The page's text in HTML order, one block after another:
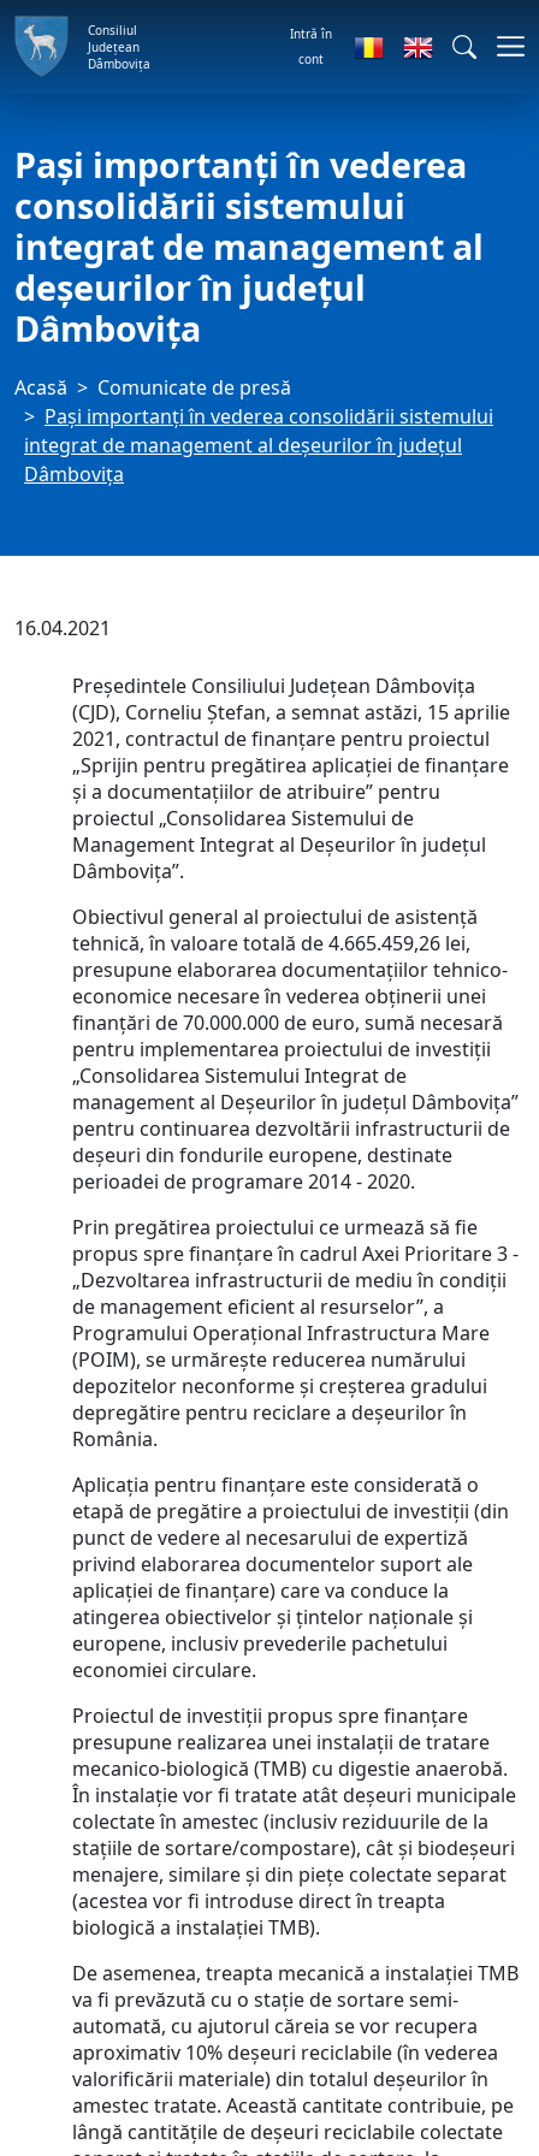
Consiliul
Județean
Dâmbovița
Intră în
cont
Pași importanți în vederea
consolidării sistemului
integrat de management al
deșeurilor în județul
Dâmbovița
Acasă
Comunicate de presă
Pași importanți în vederea consolidării sistemului
integrat de management al deșeurilor în județul
Dâmbovița
16.04.2021
Președintele Consiliului Județean Dâmbovița
(CJD), Corneliu Ștefan, a semnat astăzi, 15 aprilie
2021, contractul de finanțare pentru proiectul
„Sprijin pentru pregătirea aplicației de finanțare
și a documentațiilor de atribuire” pentru
proiectul „Consolidarea Sistemului de
Management Integrat al Deșeurilor în județul
Dâmbovița”.
Obiectivul general al proiectului de asistență
tehnică, în valoare totală de 4.665.459,26 lei,
presupune elaborarea documentațiilor tehnico-
economice necesare în vederea obținerii unei
finanțări de 70.000.000 de euro, sumă necesară
pentru implementarea proiectului de investiții
„Consolidarea Sistemului Integrat de
management al Deșeurilor în județul Dâmbovița”
pentru continuarea dezvoltării infrastructurii de
deșeuri din fondurile europene, destinate
perioadei de programare 2014 - 2020.
Prin pregătirea proiectului ce urmează să fie
propus spre finanțare în cadrul Axei Prioritare 3 -
„Dezvoltarea infrastructurii de mediu în condiții
de management eficient al resurselor”, a
Programului Operațional Infrastructura Mare
(POIM), se urmărește reducerea numărului
depozitelor neconforme și creșterea gradului
depregătire pentru reciclare a deșeurilor în
România.
Aplicația pentru finanțare este considerată o
etapă de pregătire a proiectului de investiții (din
punct de vedere al necesarului de expertiză
privind elaborarea documentelor suport ale
aplicației de finanțare) care va conduce la
atingerea obiectivelor și țintelor naționale și
europene, inclusiv prevederile pachetului
economiei circulare.
Proiectul de investiții propus spre finanțare
presupune realizarea unei instalații de tratare
mecanico-biologică (TMB) cu digestie anaerobă.
În instalație vor fi tratate atât deșeuri municipale
colectate în amestec (inclusiv reziduurile de la
stațiile de sortare/compostare), cât și biodeșeuri
menajere, similare și din piețe colectate separat
(acestea vor fi introduse direct în treapta
biologică a instalației TMB).
De asemenea, treapta mecanică a instalației TMB
va fi prevăzută cu o stație de sortare semi-
automată, cu ajutorul căreia se vor recupera
aproximativ 10% deșeuri reciclabile (în vederea
valorificării materiale) din totalul deșeurilor în
amestec tratate. Această cantitate contribuie, pe
lângă cantitățile de deșeuri reciclabile colectate